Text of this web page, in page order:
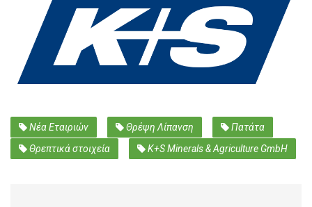
Νέα Εταιριών Θρέψη Λίπανση
Πατάτα
Θρεπτικά στοιχεία
K+S Minerals & Agriculture GmbH